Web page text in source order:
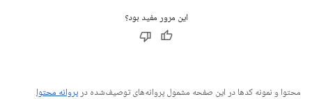
این مرور مفید بود؟
محتوا و نمونه کدها در این صفحه مشمول پروانه‌های توصیف‌شده در پروانه محتوا